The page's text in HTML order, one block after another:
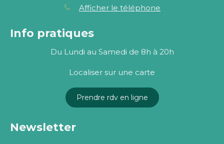
Afficher le téléphone
Info pratiques
Du Lundi au Samedi de 8h à 20h
Localiser sur une carte
Prendre rdv en ligne
Newsletter